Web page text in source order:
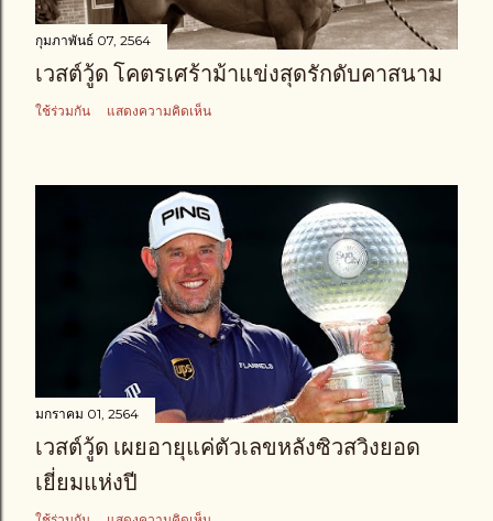
กุมภาพันธ์ 07, 2564
เวสต์วู้ด โคตรเศร้าม้าแข่งสุดรักดับคาสนาม
ใช้ร่วมกัน แสดงความคิดเห็น
มกราคม 01, 2564
เวสต์วู้ด เผยอายุแค่ตัวเลขหลังซิวสวิงยอด
เยี่ยมแห่งปี